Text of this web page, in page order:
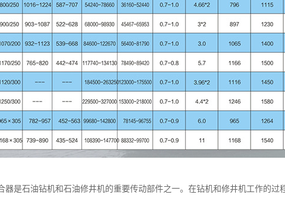
器是石油钻机和石油修井机的重要传动部件之一。在钻机和修井机工作的过